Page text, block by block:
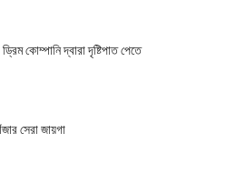
কোম্পানি দ্বারা দৃষ্টিপাত পেতে
সেরা জায়গা